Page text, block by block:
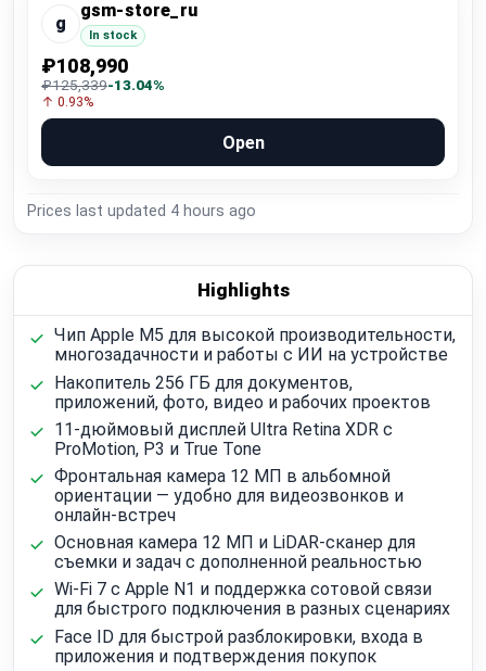
g
gsm-store_ru
In stock
₽108,990
₽125,339-13.04%
↑ 0.93%
Open
Prices last updated 4 hours ago
Highlights
Чип Apple M5 для высокой производительности,
многозадачности и работы с ИИ на устройстве
Накопитель 256 ГБ для документов,
приложений, фото, видео и рабочих проектов
11-дюймовый дисплей Ultra Retina XDR с
ProMotion, P3 и True Tone
Фронтальная камера 12 МП в альбомной
ориентации — удобно для видеозвонков и
онлайн-встреч
Основная камера 12 МП и LiDAR-сканер для
съемки и задач с дополненной реальностью
Wi‑Fi 7 с Apple N1 и поддержка сотовой связи
для быстрого подключения в разных сценариях
Face ID для быстрой разблокировки, входа в
приложения и подтверждения покупок